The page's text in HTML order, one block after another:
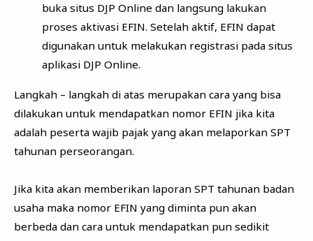
buka situs DJP Online dan langsung lakukan
proses aktivasi EFIN. Setelah aktif, EFIN dapat
digunakan untuk melakukan registrasi pada situs
aplikasi DJP Online.
Langkah – langkah di atas merupakan cara yang bisa
dilakukan untuk mendapatkan nomor EFIN jika kita
adalah peserta wajib pajak yang akan melaporkan SPT
tahunan perseorangan.
Jika kita akan memberikan laporan SPT tahunan badan
usaha maka nomor EFIN yang diminta pun akan
berbeda dan cara untuk mendapatkan pun sedikit